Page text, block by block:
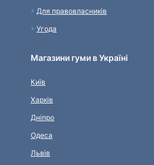
Для правовласників
Угода
Магазини гуми в Україні
Київ
Харків
Дніпро
Одеса
Львів